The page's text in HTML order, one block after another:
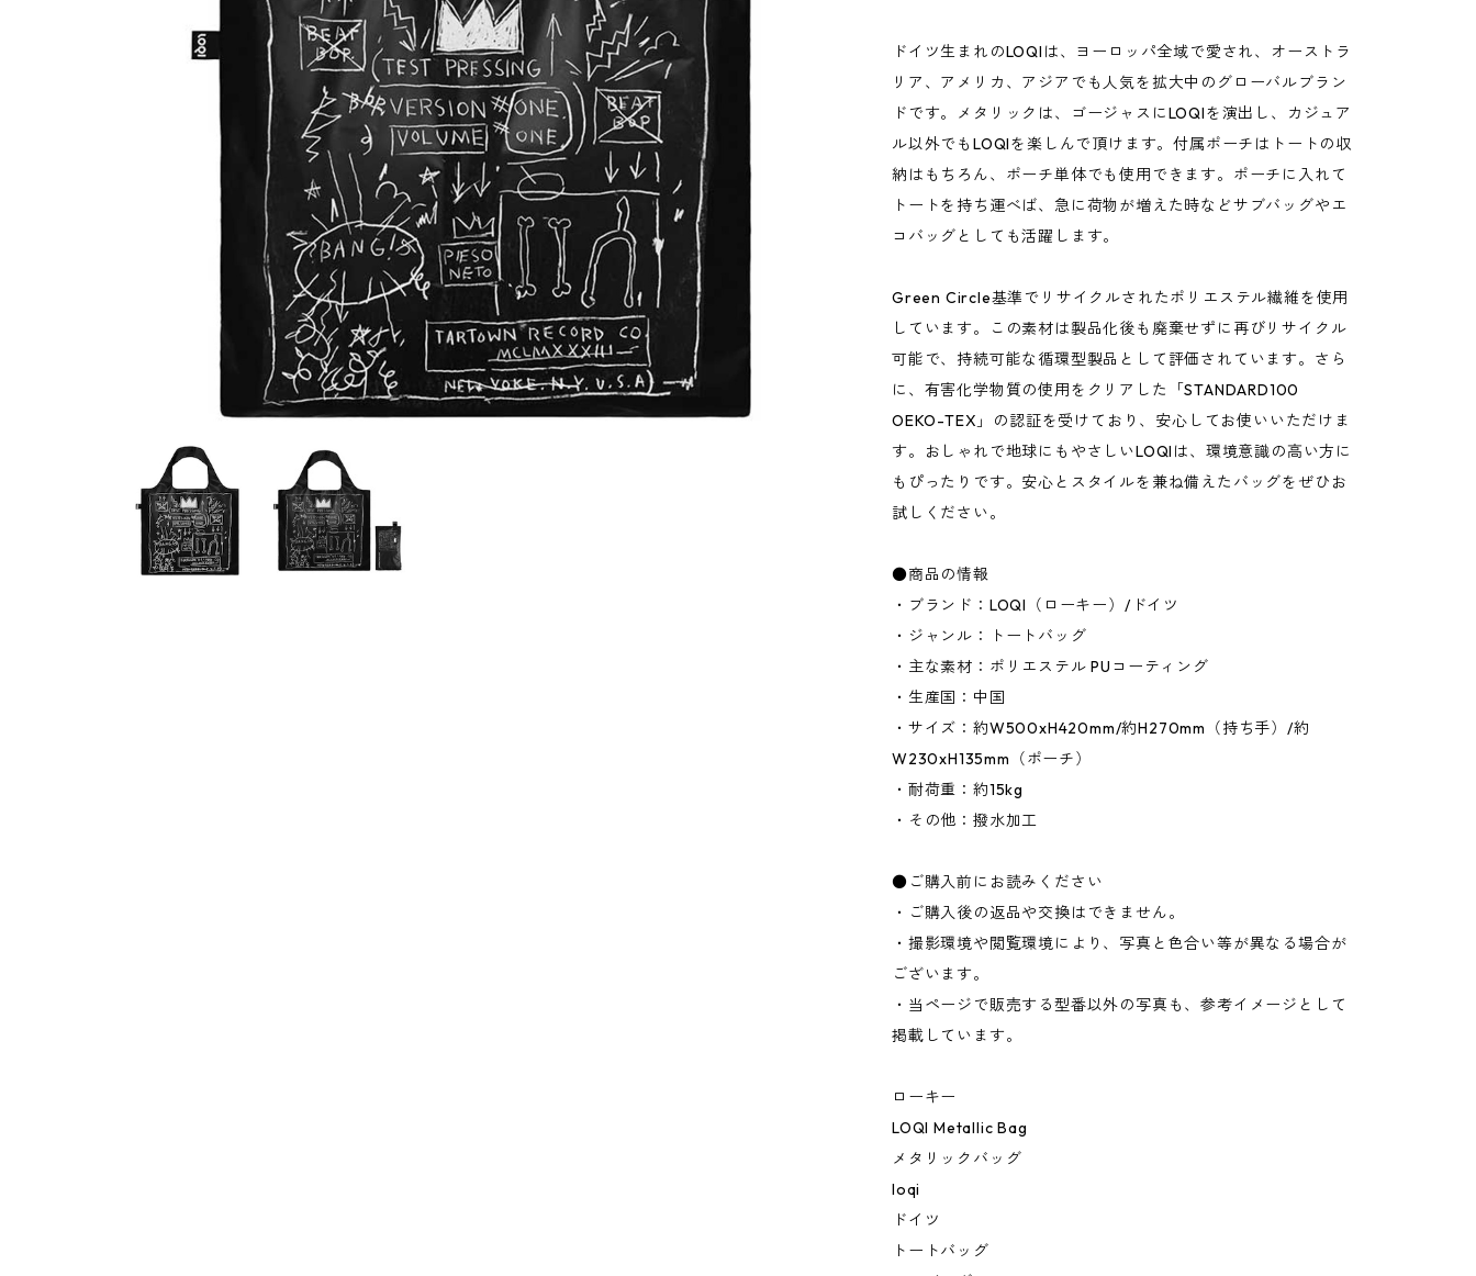
ドイツ生まれのLOQIは、ヨーロッパ全域で愛され、オーストラ
リア、アメリカ、アジアでも人気を拡大中のグローバルブラン
ドです。メタリックは、ゴージャスにLOQIを演出し、カジュア
ル以外でもLOQIを楽しんで頂けます。付属ポーチはトートの収
納はもちろん、ポーチ単体でも使用できます。ポーチに入れて
トートを持ち運べば、急に荷物が増えた時などサブバッグやエ
コバッグとしても活躍します。
Green Circle基準でリサイクルされたポリエステル繊維を使用
しています。この素材は製品化後も廃棄せずに再びリサイクル
可能で、持続可能な循環型製品として評価されています。さら
に、有害化学物質の使用をクリアした「STANDARD100
OEKO-TEX」の認証を受けており、安心してお使いいただけま
す。おしゃれで地球にもやさしいLOQIは、環境意識の高い方に
もぴったりです。安心とスタイルを兼ね備えたバッグをぜひお
試しください。
●商品の情報
・ブランド：LOQI（ローキー）/ドイツ
・ジャンル：トートバッグ
・主な素材：ポリエステル PUコーティング
・生産国：中国
・サイズ：約W500xH420mm/約H270mm（持ち手）/約
W230xH135mm（ポーチ）
・耐荷重：約15kg
・その他：撥水加工
●ご購入前にお読みください
・ご購入後の返品や交換はできません。
・撮影環境や閲覧環境により、写真と色合い等が異なる場合が
ございます。
・当ページで販売する型番以外の写真も、参考イメージとして
掲載しています。
ローキー
LOQI Metallic Bag
メタリックバッグ
loqi
ドイツ
トートバッグ